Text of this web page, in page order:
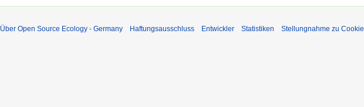
Über Open Source Ecology - Germany Haftungsausschluss Entwickler Statistiken Stellungnahme zu